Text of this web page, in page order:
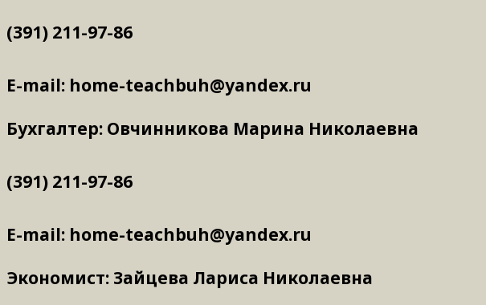
(391) 211-97-86
E-mail: home-teachbuh@yandex.ru
Бухгалтер: Овчинникова Марина Николаевна
(391) 211-97-86
E-mail: home-teachbuh@yandex.ru
Экономист: Зайцева Лариса Николаевна